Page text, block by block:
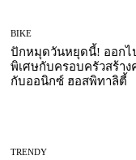
BIKE
ปักหมุดวันหยุดนี้! ออกไป
พิเศษกับครอบครัวสร้าง
กับออนิกซ์ ฮอสพิทาลิตี้
TRENDY